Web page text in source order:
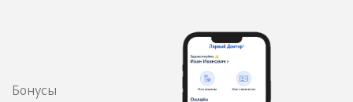
Бонусы